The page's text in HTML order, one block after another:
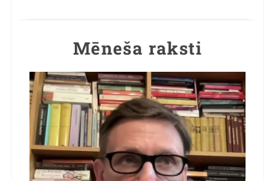
Mēneša raksti